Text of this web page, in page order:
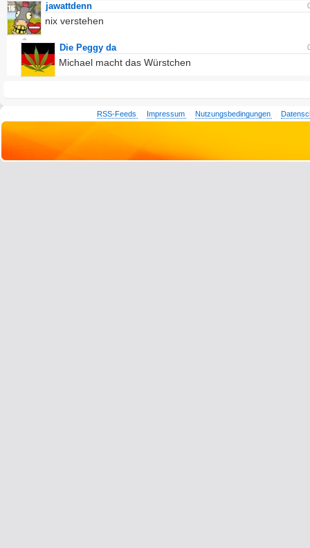
jawattdenn
nix verstehen
Die Peggy da
Michael macht das Würstchen
RSS-Feeds Impressum Nutzungsbedingungen